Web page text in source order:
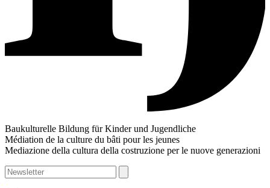
Baukulturelle Bildung für Kinder und Jugendliche
Médiation de la culture du bâti pour les jeunes
Mediazione della cultura della costruzione per le nuove generazioni